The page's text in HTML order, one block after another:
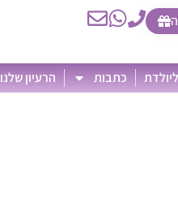
כתבות הרעיון שלנו